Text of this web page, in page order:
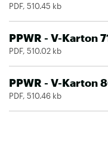
PDF, 510.45 kb
PPWR - V-Karton
PDF, 510.02 kb
PPWR - V-Karton
PDF, 510.46 kb